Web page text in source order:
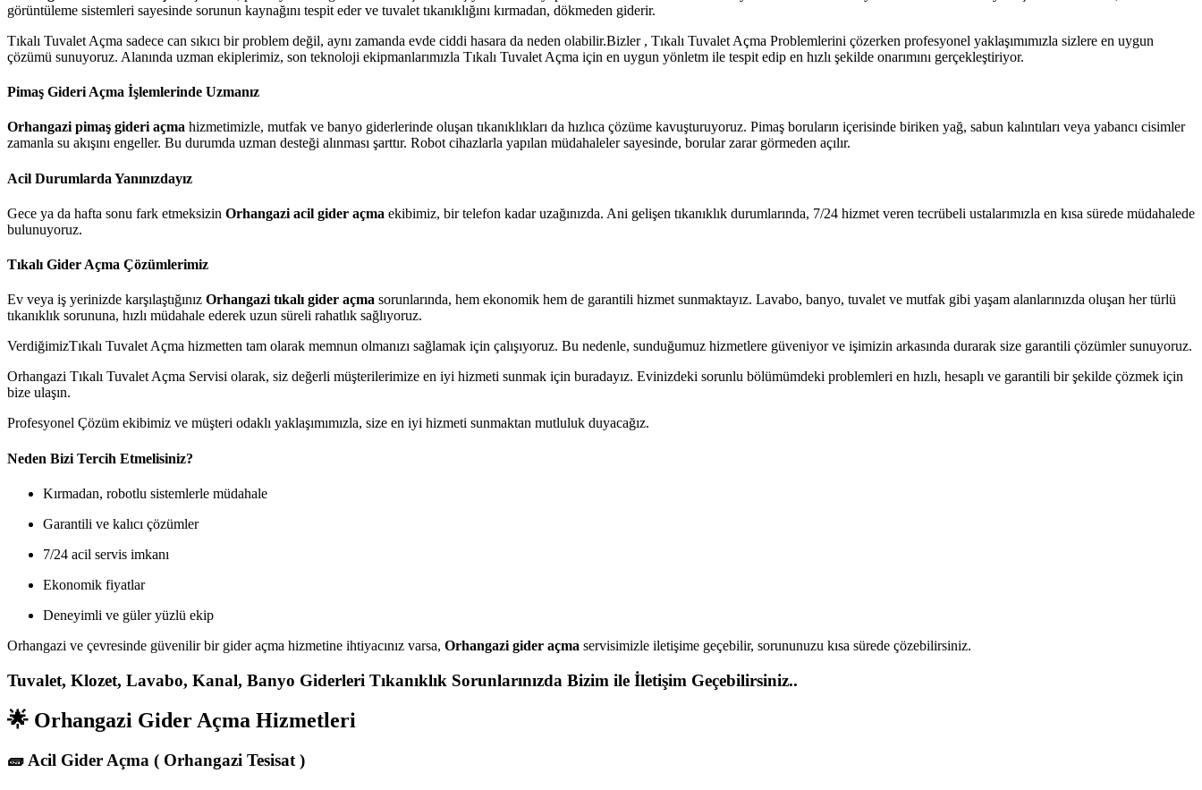
görüntüleme sistemleri sayesinde sorunun kaynağını tespit eder ve tuvalet tıkanıklığını kırmadan, dökmeden giderir.
Tıkalı Tuvalet Açma sadece can sıkıcı bir problem değil, aynı zamanda evde ciddi hasara da neden olabilir.Bizler , Tıkalı Tuvalet Açma Problemlerini çözerken profesyonel yaklaşımımızla sizlere en uygun
çözümü sunuyoruz. Alanında uzman ekiplerimiz, son teknoloji ekipmanlarımızla Tıkalı Tuvalet Açma için en uygun yönletm ile tespit edip en hızlı şekilde onarımını gerçekleştiriyor.
Pimaş Gideri Açma İşlemlerinde Uzmanız
Orhangazi pimaş gideri açma hizmetimizle, mutfak ve banyo giderlerinde oluşan tıkanıklıkları da hızlıca çözüme kavuşturuyoruz. Pimaş boruların içerisinde biriken yağ, sabun kalıntıları veya yabancı cisimler
zamanla su akışını engeller. Bu durumda uzman desteği alınması şarttır. Robot cihazlarla yapılan müdahaleler sayesinde, borular zarar görmeden açılır.
Acil Durumlarda Yanınızdayız
Gece ya da hafta sonu fark etmeksizin Orhangazi acil gider açma ekibimiz, bir telefon kadar uzağınızda. Ani gelişen tıkanıklık durumlarında, 7/24 hizmet veren tecrübeli ustalarımızla en kısa sürede müdahalede
bulunuyoruz.
Tıkalı Gider Açma Çözümlerimiz
Ev veya iş yerinizde karşılaştığınız Orhangazi tıkalı gider açma sorunlarında, hem ekonomik hem de garantili hizmet sunmaktayız. Lavabo, banyo, tuvalet ve mutfak gibi yaşam alanlarınızda oluşan her türlü
tıkanıklık sorununa, hızlı müdahale ederek uzun süreli rahatlık sağlıyoruz.
VerdiğimizTıkalı Tuvalet Açma hizmetten tam olarak memnun olmanızı sağlamak için çalışıyoruz. Bu nedenle, sunduğumuz hizmetlere güveniyor ve işimizin arkasında durarak size garantili çözümler sunuyoruz.
Orhangazi Tıkalı Tuvalet Açma Servisi olarak, siz değerli müşterilerimize en iyi hizmeti sunmak için buradayız. Evinizdeki sorunlu bölümümdeki problemleri en hızlı, hesaplı ve garantili bir şekilde çözmek için
bize ulaşın.
Profesyonel Çözüm ekibimiz ve müşteri odaklı yaklaşımımızla, size en iyi hizmeti sunmaktan mutluluk duyacağız.
Neden Bizi Tercih Etmelisiniz?
Kırmadan, robotlu sistemlerle müdahale
Garantili ve kalıcı çözümler
7/24 acil servis imkanı
Ekonomik fiyatlar
Deneyimli ve güler yüzlü ekip
Orhangazi ve çevresinde güvenilir bir gider açma hizmetine ihtiyacınız varsa, Orhangazi gider açma servisimizle iletişime geçebilir, sorununuzu kısa sürede çözebilirsiniz.
Tuvalet, Klozet, Lavabo, Kanal, Banyo Giderleri Tıkanıklık Sorunlarınızda Bizim ile İletişim Geçebilirsiniz..
🌟 Orhangazi Gider Açma Hizmetleri
🧱 Acil Gider Açma ( Orhangazi Tesisat )